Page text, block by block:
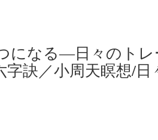
になる―日々のト
字訣／小周天瞑想/